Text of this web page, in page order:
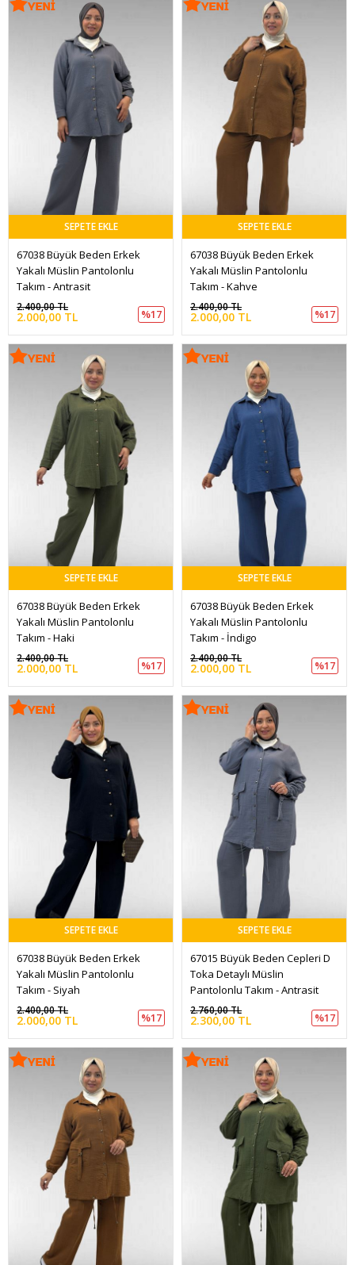
SEPETE EKLE
67038 Büyük Beden Erkek
Yakalı Müslin Pantolonlu
Takım - Antrasit
2.000,00 TL
2.400,00 TL
%17
SEPETE EKLE
67038 Büyük Beden Erkek
Yakalı Müslin Pantolonlu
Takım - Kahve
2.000,00 TL
2.400,00 TL
%17
SEPETE EKLE
67038 Büyük Beden Erkek
Yakalı Müslin Pantolonlu
Takım - Haki
2.000,00 TL
2.400,00 TL
%17
SEPETE EKLE
67038 Büyük Beden Erkek
Yakalı Müslin Pantolonlu
Takım - İndigo
2.000,00 TL
2.400,00 TL
%17
SEPETE EKLE
67038 Büyük Beden Erkek
Yakalı Müslin Pantolonlu
Takım - Siyah
2.000,00 TL
2.400,00 TL
%17
SEPETE EKLE
67015 Büyük Beden Cepleri D
Toka Detaylı Müslin
Pantolonlu Takım - Antrasit
2.300,00 TL
2.760,00 TL
%17